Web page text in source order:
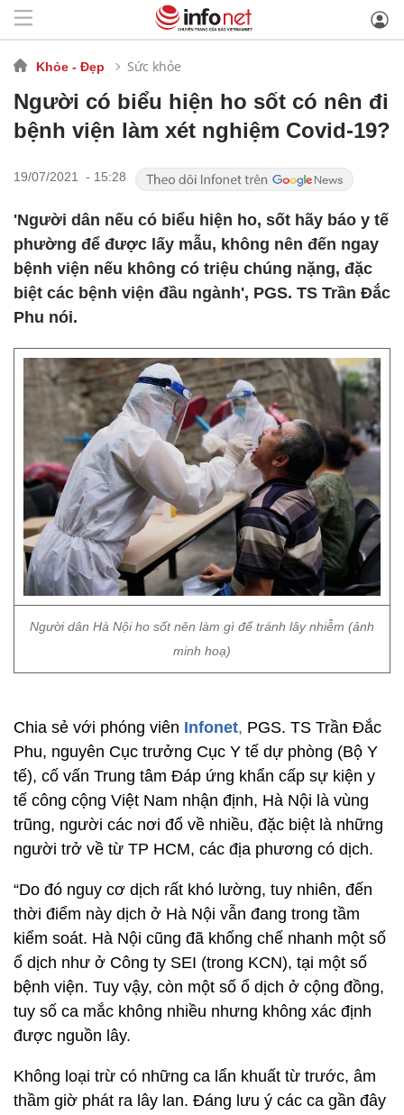
Khỏe - Đẹp Sức khỏe
Người có biểu hiện ho sốt có nên đi
bệnh viện làm xét nghiệm Covid-19?
19/07/2021 - 15:28
'Người dân nếu có biểu hiện ho, sốt hãy báo y tế
phường để được lấy mẫu, không nên đến ngay
bệnh viện nếu không có triệu chúng nặng, đặc
biệt các bệnh viện đầu ngành', PGS. TS Trần Đắc
Phu nói.
Người dân Hà Nội ho sốt nên làm gì để tránh lây nhiễm (ảnh
minh hoạ)
Chia sẻ với phóng viên Infonet, PGS. TS Trần Đắc
Phu, nguyên Cục trưởng Cục Y tế dự phòng (Bộ Y
tế), cố vấn Trung tâm Đáp ứng khẩn cấp sự kiện y
tế công cộng Việt Nam nhận định, Hà Nội là vùng
trũng, người các nơi đổ về nhiều, đặc biệt là những
người trở về từ TP HCM, các địa phương có dịch.
“Do đó nguy cơ dịch rất khó lường, tuy nhiên, đến
thời điểm này dịch ở Hà Nội vẫn đang trong tầm
kiểm soát. Hà Nội cũng đã khống chế nhanh một số
ổ dịch như ở Công ty SEI (trong KCN), tại một số
bệnh viện. Tuy vậy, còn một số ổ dịch ở cộng đồng,
tuy số ca mắc không nhiều nhưng không xác định
được nguồn lây.
Không loại trừ có những ca lẩn khuất từ trước, âm
thầm giờ phát ra lây lan. Đáng lưu ý các ca gần đây